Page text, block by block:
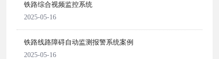
铁路综合视频监控系统
2025-05-16
铁路线路障碍自动监测报警系统案例
2025-05-16